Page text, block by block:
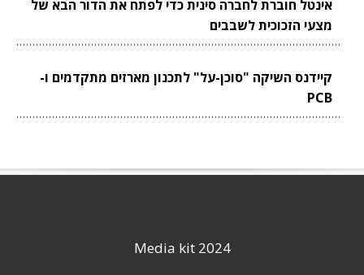
אינטל חוברת לחברה סינית כדי לפתח את הדור הבא של
מצעי הזכוכית לשבבים
קיידנס השיקה "סוכן-על" לתכנון מארזים מתקדמים ו-
PCB
Media kit 2024